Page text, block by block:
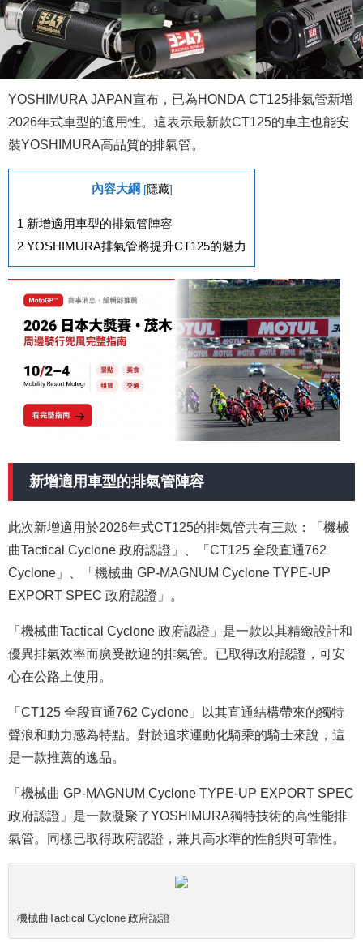
YOSHIMURA JAPAN宣布，已為HONDA CT125排氣管新增
2026年式車型的適用性。這表示最新款CT125的車主也能安
裝YOSHIMURA高品質的排氣管。
內容大綱 [隱藏]
1 新增適用車型的排氣管陣容
2 YOSHIMURA排氣管將提升CT125的魅力
新增適用車型的排氣管陣容
此次新增適用於2026年式CT125的排氣管共有三款：「機械
曲Tactical Cyclone 政府認證」、「CT125 全段直通762
Cyclone」、「機械曲 GP-MAGNUM Cyclone TYPE-UP
EXPORT SPEC 政府認證」。
「機械曲Tactical Cyclone 政府認證」是一款以其精緻設計和
優異排氣效率而廣受歡迎的排氣管。已取得政府認證，可安
心在公路上使用。
「CT125 全段直通762 Cyclone」以其直通結構帶來的獨特
聲浪和動力感為特點。對於追求運動化騎乘的騎士來說，這
是一款推薦的逸品。
「機械曲 GP-MAGNUM Cyclone TYPE-UP EXPORT SPEC
政府認證」是一款凝聚了YOSHIMURA獨特技術的高性能排
氣管。同樣已取得政府認證，兼具高水準的性能與可靠性。
機械曲Tactical Cyclone 政府認證